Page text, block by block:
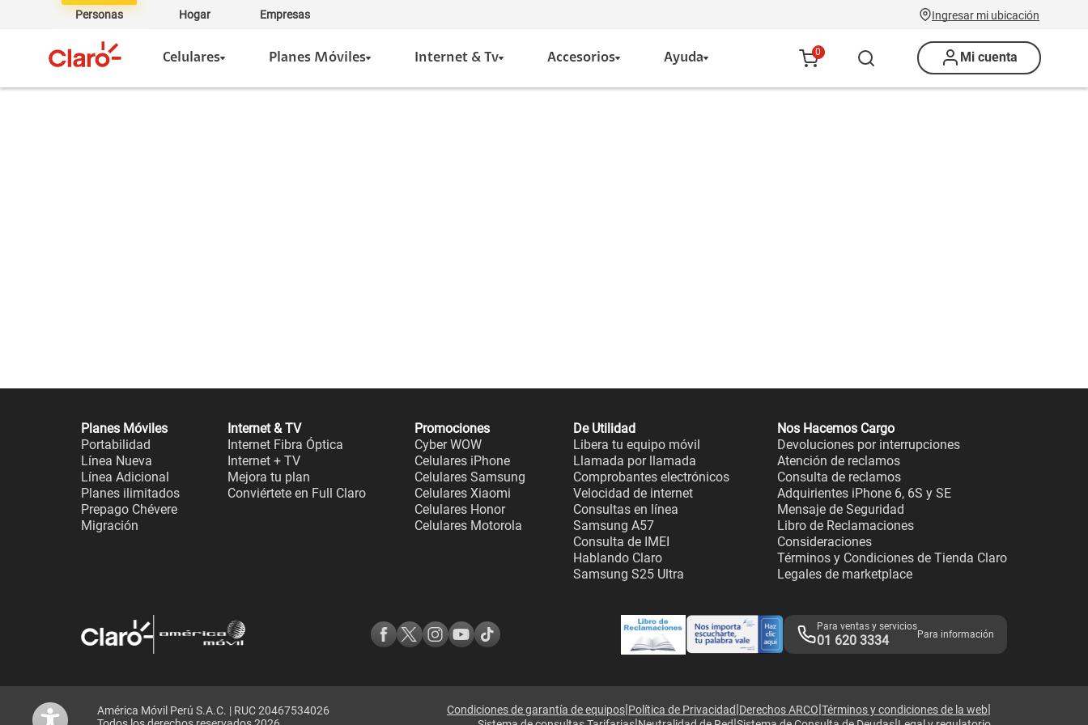
Personas Hogar Empresas Ingresar mi ubicación
Celulares Planes Móviles Internet & Tv Accesorios Ayuda 0 Mi cuenta
Planes Móviles
Portabilidad
Línea Nueva
Línea Adicional
Planes ilimitados
Prepago Chévere
Migración
Internet & TV
Internet Fibra Óptica
Internet + TV
Mejora tu plan
Conviértete en Full Claro
Promociones
Cyber WOW
Celulares iPhone
Celulares Samsung
Celulares Xiaomi
Celulares Honor
Celulares Motorola
De Utilidad
Libera tu equipo móvil
Llamada por llamada
Comprobantes electrónicos
Velocidad de internet
Consultas en línea
Samsung A57
Consulta de IMEI
Hablando Claro
Samsung S25 Ultra
Nos Hacemos Cargo
Devoluciones por interrupciones
Atención de reclamos
Consulta de reclamos
Adquirientes iPhone 6, 6S y SE
Mensaje de Seguridad
Libro de Reclamaciones
Consideraciones
Términos y Condiciones de Tienda Claro
Legales de marketplace
Para ventas y servicios
01 620 3334 Para información
América Móvil Perú S.A.C. | RUC 20467534026
Condiciones de garantía de equipos|Política de Privacidad|Derechos ARCO|Términos y condiciones de la web|